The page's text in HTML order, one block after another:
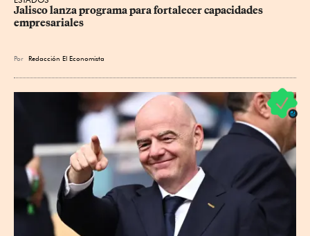
Jalisco lanza programa para fortalecer capacidades
empresariales
Por Redacción El Economista